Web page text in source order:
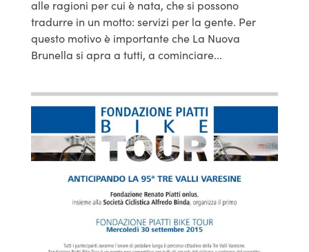
alle ragioni per cui è nata, che si possono
tradurre in un motto: servizi per la gente. Per
questo motivo è importante che La Nuova
Brunella si apra a tutti, a cominciare...